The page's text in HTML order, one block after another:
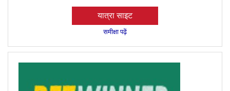
यात्रा साइट
समीक्षा पढ़ें